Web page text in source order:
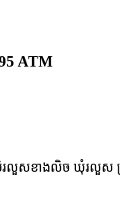
ATM
រលួសខាងលិច ឃុំរលួស ស្